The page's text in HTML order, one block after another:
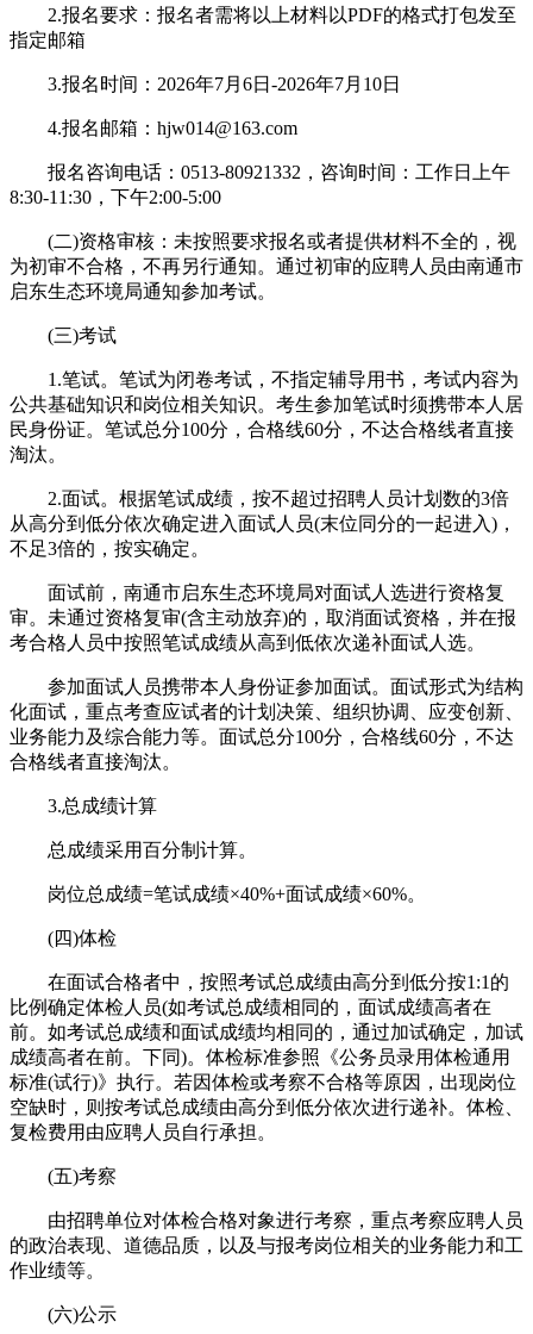
2.报名要求：报名者需将以上材料以PDF的格式打包发至
指定邮箱
3.报名时间：2026年7月6日-2026年7月10日
4.报名邮箱：hjw014@163.com
报名咨询电话：0513-80921332，咨询时间：工作日上午
8:30-11:30，下午2:00-5:00
(二)资格审核：未按照要求报名或者提供材料不全的，视
为初审不合格，不再另行通知。通过初审的应聘人员由南通市
启东生态环境局通知参加考试。
(三)考试
1.笔试。笔试为闭卷考试，不指定辅导用书，考试内容为
公共基础知识和岗位相关知识。考生参加笔试时须携带本人居
民身份证。笔试总分100分，合格线60分，不达合格线者直接
淘汰。
2.面试。根据笔试成绩，按不超过招聘人员计划数的3倍
从高分到低分依次确定进入面试人员(末位同分的一起进入)，
不足3倍的，按实确定。
面试前，南通市启东生态环境局对面试人选进行资格复
审。未通过资格复审(含主动放弃)的，取消面试资格，并在报
考合格人员中按照笔试成绩从高到低依次递补面试人选。
参加面试人员携带本人身份证参加面试。面试形式为结构
化面试，重点考查应试者的计划决策、组织协调、应变创新、
业务能力及综合能力等。面试总分100分，合格线60分，不达
合格线者直接淘汰。
3.总成绩计算
总成绩采用百分制计算。
岗位总成绩=笔试成绩×40%+面试成绩×60%。
(四)体检
在面试合格者中，按照考试总成绩由高分到低分按1:1的
比例确定体检人员(如考试总成绩相同的，面试成绩高者在
前。如考试总成绩和面试成绩均相同的，通过加试确定，加试
成绩高者在前。下同)。体检标准参照《公务员录用体检通用
标准(试行)》执行。若因体检或考察不合格等原因，出现岗位
空缺时，则按考试总成绩由高分到低分依次进行递补。体检、
复检费用由应聘人员自行承担。
(五)考察
由招聘单位对体检合格对象进行考察，重点考察应聘人员
的政治表现、道德品质，以及与报考岗位相关的业务能力和工
作业绩等。
(六)公示